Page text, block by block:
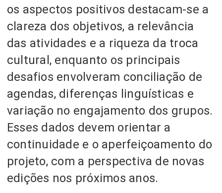
os aspectos positivos destacam-se a
clareza dos objetivos, a relevância
das atividades e a riqueza da troca
cultural, enquanto os principais
desafios envolveram conciliação de
agendas, diferenças linguísticas e
variação no engajamento dos grupos.
Esses dados devem orientar a
continuidade e o aperfeiçoamento do
projeto, com a perspectiva de novas
edições nos próximos anos.